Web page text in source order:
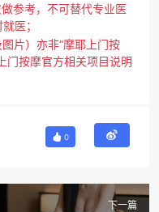
参考，不可替代专业医
医；
片）亦非“摩耶上门按
门按摩官方相关项目说明
0
下一篇